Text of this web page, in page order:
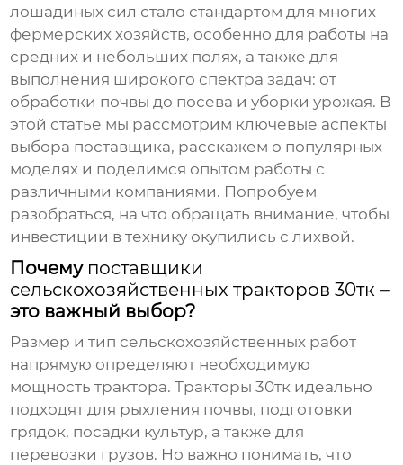
лошадиных сил стало стандартом для многих
фермерских хозяйств, особенно для работы на
средних и небольших полях, а также для
выполнения широкого спектра задач: от
обработки почвы до посева и уборки урожая. В
этой статье мы рассмотрим ключевые аспекты
выбора поставщика, расскажем о популярных
моделях и поделимся опытом работы с
различными компаниями. Попробуем
разобраться, на что обращать внимание, чтобы
инвестиции в технику окупились с лихвой.
Почему поставщики
сельскохозяйственных тракторов 30тк –
это важный выбор?
Размер и тип сельскохозяйственных работ
напрямую определяют необходимую
мощность трактора.Тракторы 30тк идеально
подходят для рыхления почвы, подготовки
грядок, посадки культур, а также для
перевозки грузов. Но важно понимать, что